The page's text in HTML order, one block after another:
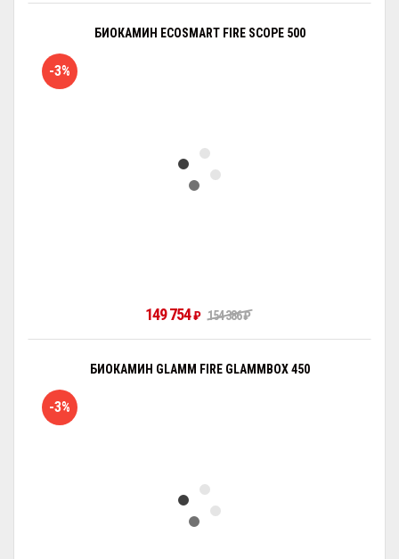
БИОКАМИН ECOSMART FIRE SCOPE 500
-3%
149 754₽ 154 386₽
БИОКАМИН GLAMM FIRE GLAMMBOX 450
-3%